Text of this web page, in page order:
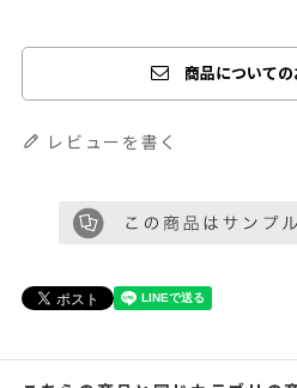
商品について
レビューを書く